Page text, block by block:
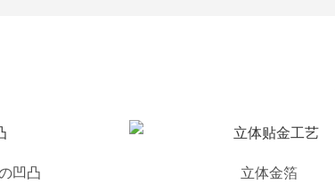
凹凸 立体金箔